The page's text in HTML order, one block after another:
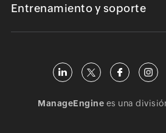
Entrenamiento y soporte
ManageEngine es una